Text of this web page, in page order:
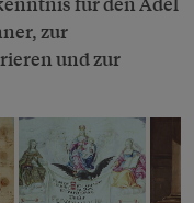
zur
und zur